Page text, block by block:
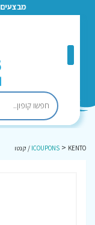
מבצעים ל
ICOUPONS > KENTO / קנטו